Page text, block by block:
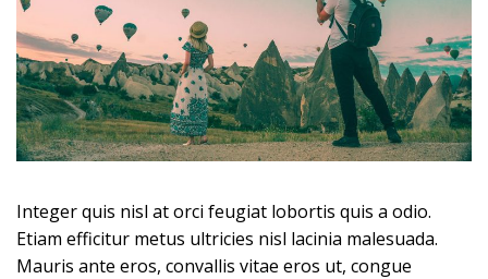
Integer quis nisl at orci feugiat lobortis quis a odio.
Etiam efficitur metus ultricies nisl lacinia malesuada.
Mauris ante eros, convallis vitae eros ut, congue